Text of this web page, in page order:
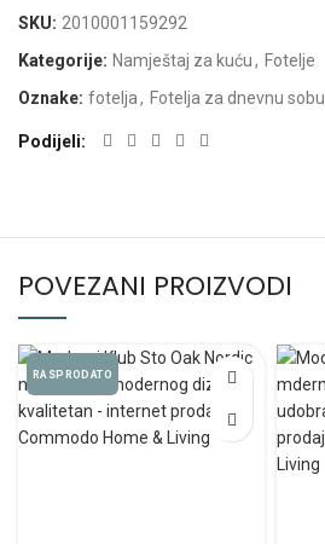
SKU: 2010001159292
Kategorije: Namještaj za kuću, Fotelje
Oznake: fotelja, Fotelja za dnevnu sobu
Podijeli
POVEZANI PROIZVODI
RASPRODATO